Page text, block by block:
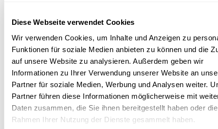
Diese Webseite verwendet Cookies
Wir verwenden Cookies, um Inhalte und Anzeigen zu
Funktionen für soziale Medien anbieten zu können und die
auf unsere Website zu analysieren. Außerdem geben wir
Informationen zu Ihrer Verwendung unserer Website an
Partner für soziale Medien, Werbung und Analysen weiter.
Partner führen diese Informationen möglicherweise mit
Daten zusammen, die Sie ihnen bereitgestellt haben oder
Rahmen Ihrer Nutzung der Dienste gesammelt haben.